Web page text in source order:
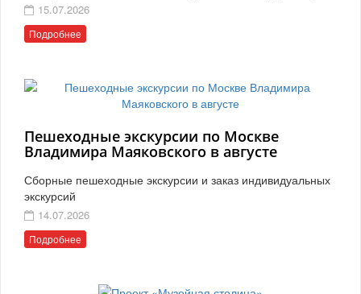
15.07.2026
Подробнее
Пешеходные экскурсии по Москве
Владимира Маяковского в августе
Сборные пешеходные экскурсии и заказ индивидуальных
экскурсий
14.07.2026
Подробнее